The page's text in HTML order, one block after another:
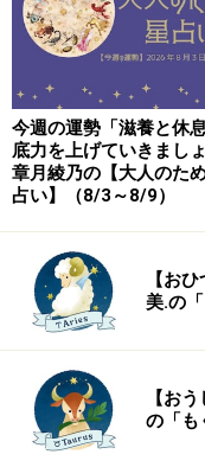
今週の運勢「滋養と休息
底力を上げていきましょ
章月綾乃の【大人のた
占い】（8/3～8/9）
【お
美.の
【お
の「も